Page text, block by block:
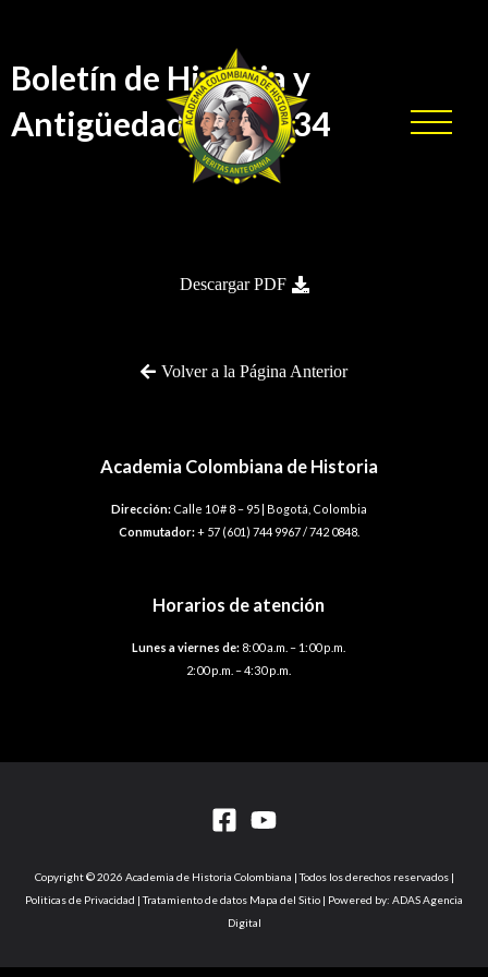
Boletín de Historia y
Antigüedades No.334
Descargar PDF
Volver a la Página Anterior
Academia Colombiana de Historia
Dirección:Calle 10 # 8 – 95 | Bogotá, Colombia
Conmutador:+ 57 (601) 744 9967 / 742 0848.
Horarios de atención
Lunes a viernes de: 8:00 a.m. – 1:00 p.m.
2:00 p.m. – 4:30 p.m.
Copyright © 2026 Academia de Historia Colombiana | Todos los derechos reservados |
Politicas de Privacidad | Tratamiento de datos Mapa del Sitio | Powered by: ADAS Agencia
Digital